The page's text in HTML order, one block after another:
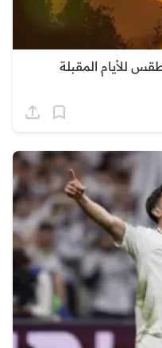
للأيام المقبلة